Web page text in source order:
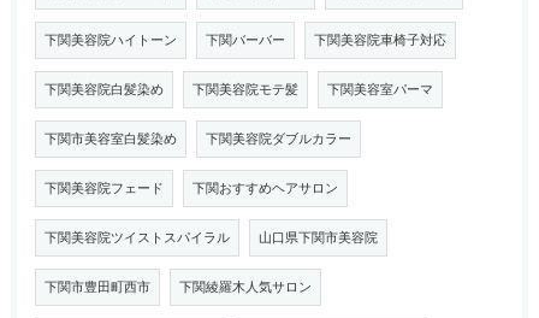
下関美容院ハイトーン 下関バーバー 下関美容院車椅子対応
下関美容院白髪染め 下関美容院モテ髪 下関美容室パーマ
下関市美容室白髪染め 下関美容院ダブルカラー
下関美容院フェード 下関おすすめヘアサロン
下関美容院ツイストスパイラル 山口県下関市美容院
下関市豊田町西市 下関綾羅木人気サロン